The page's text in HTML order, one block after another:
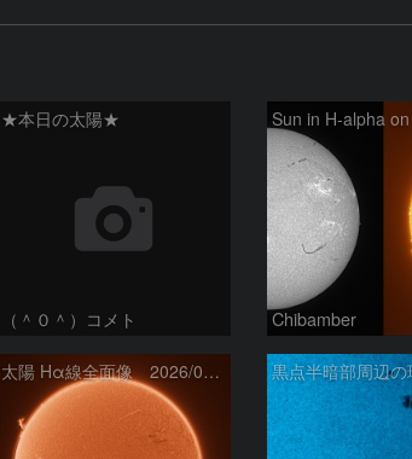
★本日の太陽★
（＾０＾）コメト Chibamber
太陽 Hα線全面像 2026/08/06